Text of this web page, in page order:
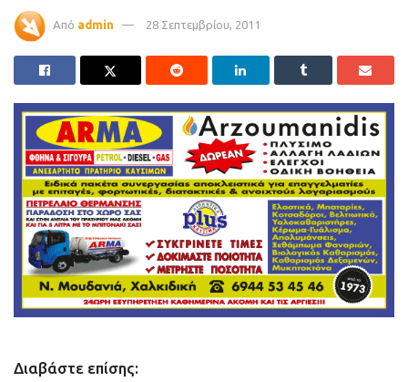
Από admin 28 Σεπτεμβρίου, 2011
Διαβάστε επίσης: